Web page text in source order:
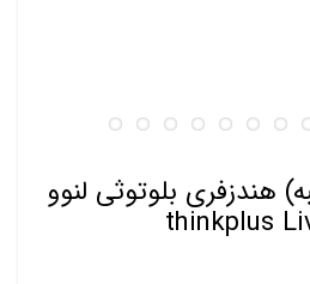
هندزفری بلوتوثی لنوو